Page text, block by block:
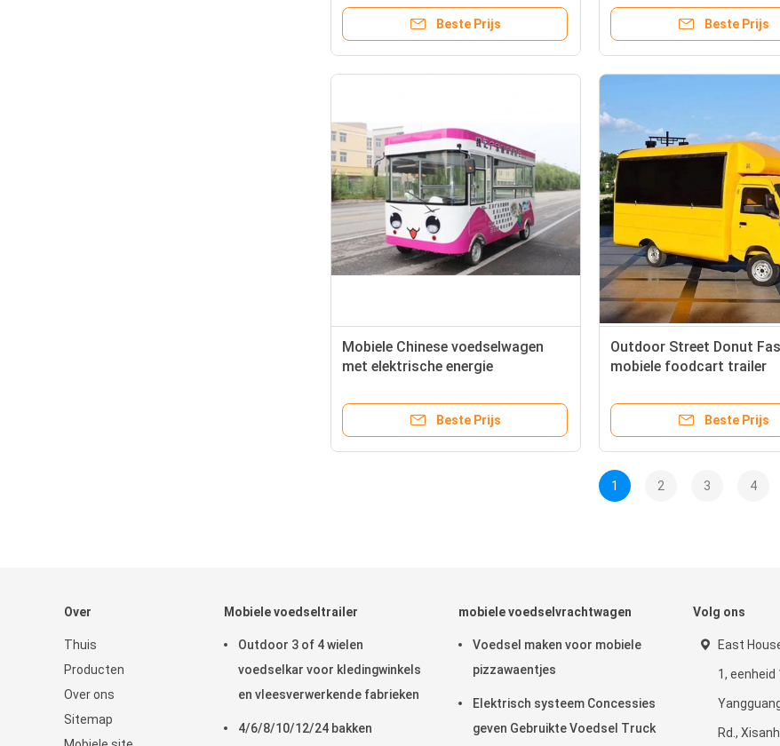
Beste Prijs Beste Prijs
Mobiele Chinese voedselwagen
met elektrische energie
Beste Prijs
Outdoor Street Donut
mobiele foodcart trailer
elektriciteitssysteem
Beste Prijs
1 2 3 4
Over
Thuis
Producten
Over ons
Sitemap
Mobiele voedseltrailer
Outdoor 3 of 4 wielen
voedselkar voor kledingwinkels
en vleesverwerkende fabrieken
4/6/8/10/12/24 bakken
mobiele voedselvrachtwagen
Voedsel maken voor mobiele
pizzawaentjes
Elektrisch systeem Concessies
geven Gebruikte Voedsel Truck
Volg ons
East
1, eenheid
Rd.,